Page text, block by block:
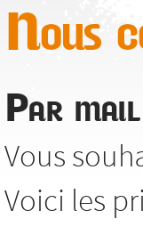
Nous
Par mail
Vous
Voici les